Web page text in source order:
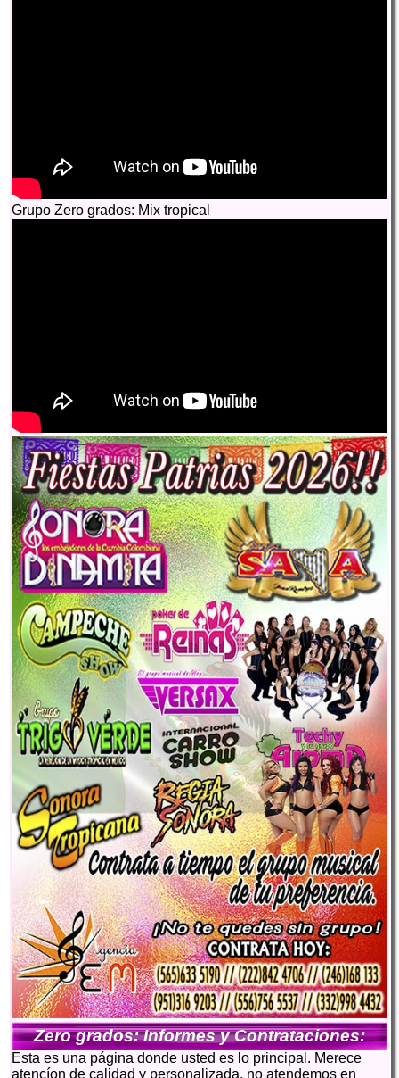
Grupo Zero grados: Mix tropical
Zero grados: Informes y Contrataciones:
Esta es una página donde usted es lo principal. Merece
atencíon de calidad y personalizada, no atendemos en